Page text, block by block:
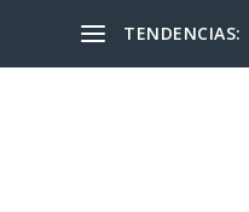
TENDENCIAS: